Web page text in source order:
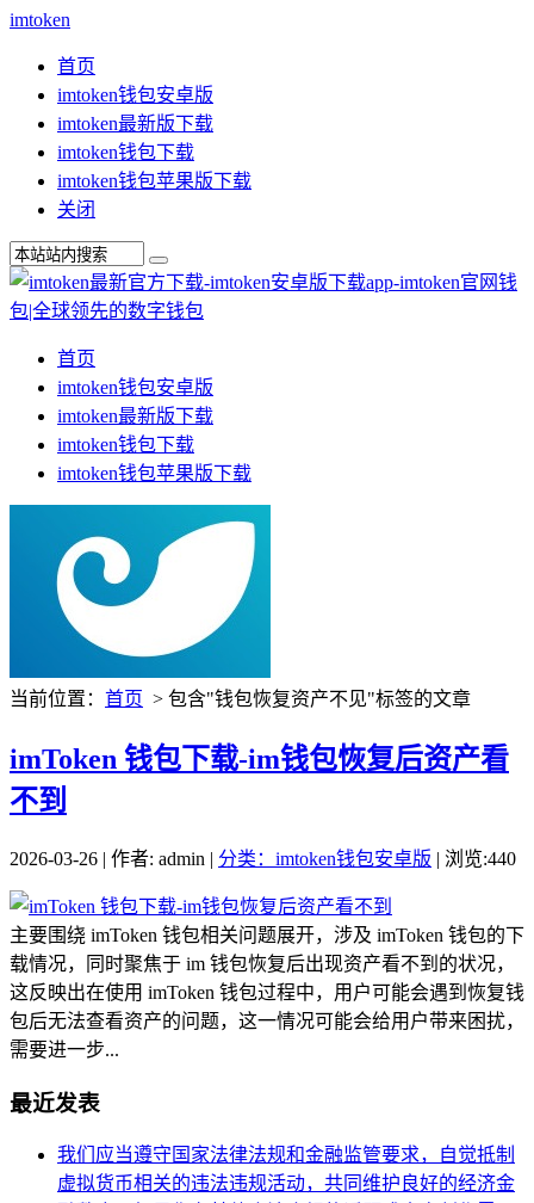
imtoken
首页
imtoken钱包安卓版
imtoken最新版下载
imtoken钱包下载
imtoken钱包苹果版下载
关闭
首页
imtoken钱包安卓版
imtoken最新版下载
imtoken钱包下载
imtoken钱包苹果版下载
当前位置： 首页 > 包含"钱包恢复资产不见"标签的文章
imToken 钱包下载-im钱包恢复后资产看
不到
2026-03-26 | 作者: admin | 分类：imtoken钱包安卓版 | 浏览:440
主要围绕 imToken 钱包相关问题展开，涉及 imToken 钱包的下
载情况，同时聚焦于 im 钱包恢复后出现资产看不到的状况，
这反映出在使用 imToken 钱包过程中，用户可能会遇到恢复钱
包后无法查看资产的问题，这一情况可能会给用户带来困扰，
需要进一步...
最近发表
我们应当遵守国家法律法规和金融监管要求，自觉抵制
虚拟货币相关的违法违规活动，共同维护良好的经济金